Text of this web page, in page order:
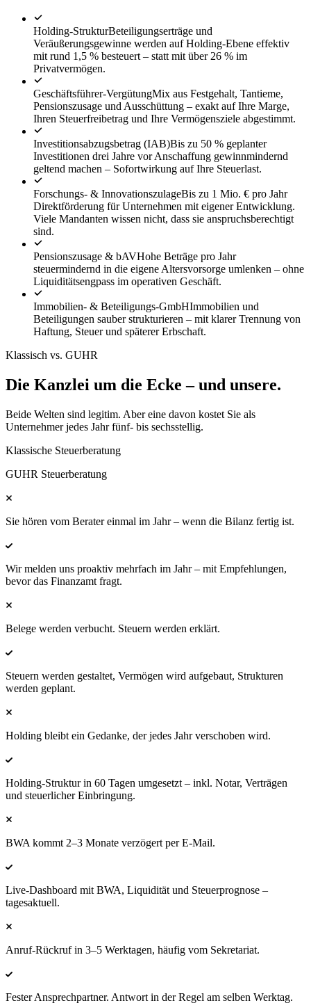
Holding-StrukturBeteiligungserträge und
Veräußerungsgewinne werden auf Holding-Ebene effektiv
mit rund 1,5 % besteuert – statt mit über 26 % im
Privatvermögen.
Geschäftsführer-VergütungMix aus Festgehalt, Tantieme,
Pensionszusage und Ausschüttung – exakt auf Ihre Marge,
Ihren Steuerfreibetrag und Ihre Vermögensziele abgestimmt.
Investitionsabzugsbetrag (IAB)Bis zu 50 % geplanter
Investitionen drei Jahre vor Anschaffung gewinnmindernd
geltend machen – Sofortwirkung auf Ihre Steuerlast.
Forschungs- & InnovationszulageBis zu 1 Mio. € pro Jahr
Direktförderung für Unternehmen mit eigener Entwicklung.
Viele Mandanten wissen nicht, dass sie anspruchsberechtigt
sind.
Pensionszusage & bAVHohe Beträge pro Jahr
steuermindernd in die eigene Altersvorsorge umlenken – ohne
Liquiditätsengpass im operativen Geschäft.
Immobilien- & Beteiligungs-GmbHImmobilien und
Beteiligungen sauber strukturieren – mit klarer Trennung von
Haftung, Steuer und späterer Erbschaft.
Klassisch vs. GUHR
Die Kanzlei um die Ecke –und unsere.
Beide Welten sind legitim. Aber eine davon kostet Sie als
Unternehmer jedes Jahr fünf- bis sechsstellig.
Klassische Steuerberatung
GUHR Steuerberatung
Sie hören vom Berater einmal im Jahr – wenn die Bilanz fertig ist.
Wir melden uns proaktiv mehrfach im Jahr – mit Empfehlungen,
bevor das Finanzamt fragt.
Belege werden verbucht. Steuern werden erklärt.
Steuern werden gestaltet, Vermögen wird aufgebaut, Strukturen
werden geplant.
Holding bleibt ein Gedanke, der jedes Jahr verschoben wird.
Holding-Struktur in 60 Tagen umgesetzt – inkl. Notar, Verträgen
und steuerlicher Einbringung.
BWA kommt 2–3 Monate verzögert per E-Mail.
Live-Dashboard mit BWA, Liquidität und Steuerprognose –
tagesaktuell.
Anruf-Rückruf in 3–5 Werktagen, häufig vom Sekretariat.
Fester Ansprechpartner. Antwort in der Regel am selben Werktag.